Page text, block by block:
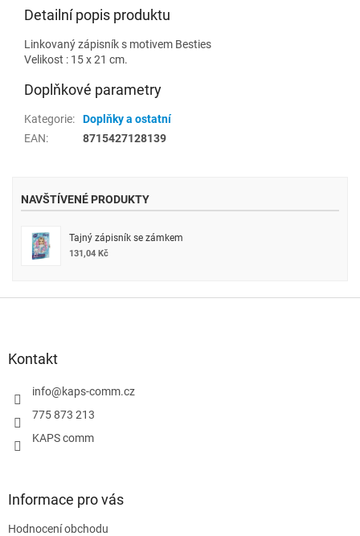
Detailní popis produktu
Linkovaný zápisník s motivem Besties
Velikost : 15 x 21 cm.
Doplňkové parametry
Kategorie:
Doplňky a ostatní
EAN: 8715427128139
NAVŠTÍVENÉ PRODUKTY
Tajný zápisník se zámkem
131,04 Kč
Kontakt
info@kaps-comm.cz
775 873 213
KAPS comm
Informace pro vás
Hodnocení obchodu